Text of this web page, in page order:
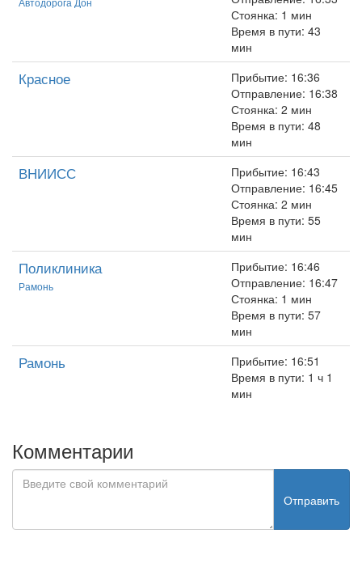
Стоянка: 1 мин
Время в пути: 43
мин
Красное
Прибытие: 16:36
Отправление: 16:38
Стоянка: 2 мин
Время в пути: 48
мин
ВНИИСС
Прибытие: 16:43
Отправление: 16:45
Стоянка: 2 мин
Время в пути: 55
мин
Поликлиника
Рамонь
Прибытие: 16:46
Отправление: 16:47
Стоянка: 1 мин
Время в пути: 57
мин
Рамонь
Прибытие: 16:51
Время в пути: 1 ч 1
мин
Комментарии
Отправить